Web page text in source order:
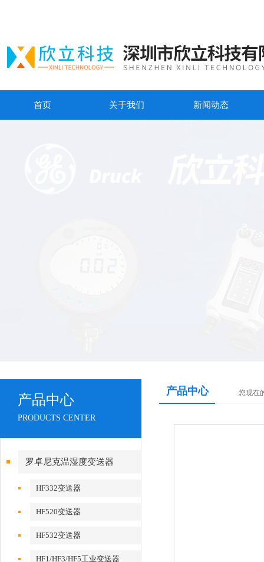
首页 关于我们 新闻动态
产品中心
PRODUCTS CENTER
罗卓尼克温湿度变送器
HF332变送器
HF520变送器
HF532变送器
HF1/HF3/HF5工业变送器
产品中心 您现在